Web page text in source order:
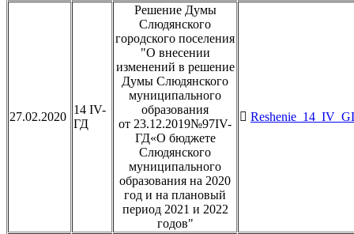
27.02.2020
14 IV-
ГД
Решение Думы
Слюдянского
городского поселения
"О внесении
изменений в решение
Думы Слюдянского
муниципального
образования
от 23.12.2019№97IV-
ГД«О бюджете
Слюдянского
муниципального
образования на 2020
год и на плановый
период 2021 и 2022
годов"